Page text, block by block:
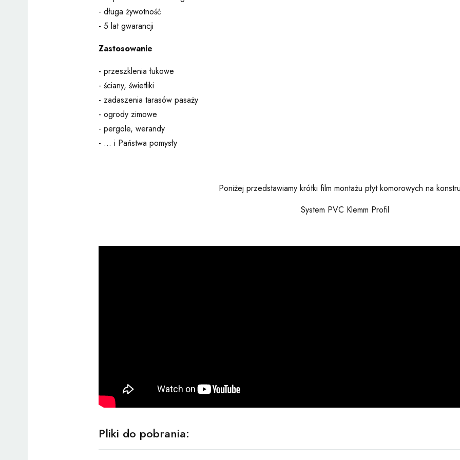
- długa żywotność
- 5 lat gwarancji
Zastosowanie
- przeszklenia łukowe
- ściany, świetliki
- zadaszenia tarasów pasaży
- ogrody zimowe
- pergole, werandy
- ... i Państwa pomysły
Poniżej przedstawiamy krótki film montażu płyt komorowych na
System PVC Klemm Profil
Pliki do pobrania: